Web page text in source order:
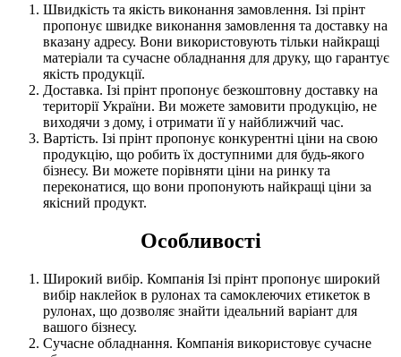
Швидкість та якість виконання замовлення. Ізі прінт
пропонує швидке виконання замовлення та доставку на
вказану адресу. Вони використовують тільки найкращі
матеріали та сучасне обладнання для друку, що гарантує
якість продукції.
Доставка. Ізі прінт пропонує безкоштовну доставку на
території України. Ви можете замовити продукцію, не
виходячи з дому, і отримати її у найближчий час.
Вартість. Ізі прінт пропонує конкурентні ціни на свою
продукцію, що робить їх доступними для будь-якого
бізнесу. Ви можете порівняти ціни на ринку та
переконатися, що вони пропонують найкращі ціни за
якісний продукт.
Особливості
Широкий вибір. Компанія Ізі прінт пропонує широкий
вибір наклейок в рулонах та самоклеючих етикеток в
рулонах, що дозволяє знайти ідеальний варіант для
вашого бізнесу.
Сучасне обладнання. Компанія використовує сучасне